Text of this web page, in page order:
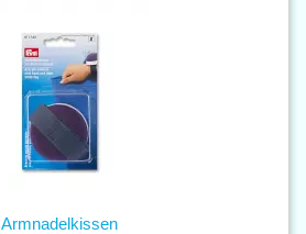
Armnadelkissen